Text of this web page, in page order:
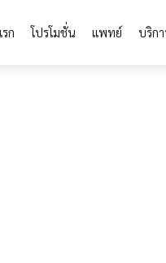
ก โปรโมชั่น แพทย์ บริก